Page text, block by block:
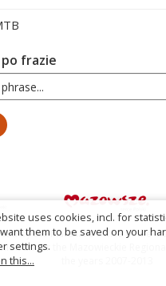
frazie
by the Marshal's Office of the
under the Mazowieckie
uses cookies, incl. for
them to be saved on your
settings.
this...